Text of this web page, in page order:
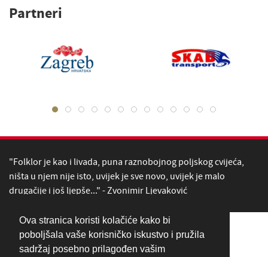
Ova stranica koristi kolačiće kako bi
poboljšala vaše korisničko iskustvo i pružila
sadržaj posebno prilagođen vašim
Partneri
"Folklor je kao i livada, puna raznobojnog poljskog cvijeća,
ništa u njem nije isto, uvijek je sve novo, uvijek je malo
drugačije i još ljepše..." - Zvonimir Ljevaković